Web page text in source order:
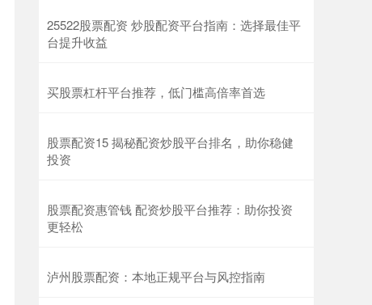
25522股票配资 炒股配资平台指南：选择最佳平
台提升收益
买股票杠杆平台推荐，低门槛高倍率首选
股票配资15 揭秘配资炒股平台排名，助你稳健
投资
股票配资惠管钱 配资炒股平台推荐：助你投资
更轻松
泸州股票配资：本地正规平台与风控指南